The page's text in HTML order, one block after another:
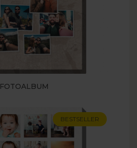
FOTOALBUM
BESTSELLER